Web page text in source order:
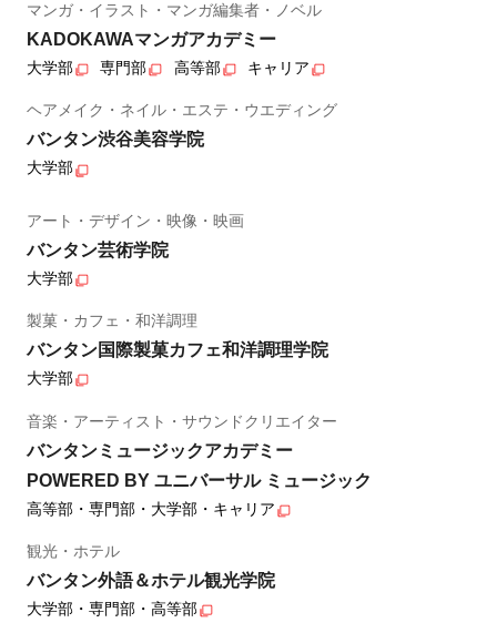
マンガ・イラスト・マンガ編集者・ノベル
KADOKAWAマンガアカデミー
大学部 専門部 高等部 キャリア
ヘアメイク・ネイル・エステ・ウエディング
バンタン渋谷美容学院
大学部
アート・デザイン・映像・映画
バンタン芸術学院
大学部
製菓・カフェ・和洋調理
バンタン国際製菓カフェ和洋調理学院
大学部
音楽・アーティスト・サウンドクリエイター
バンタンミュージックアカデミー
POWERED BY ユニバーサル ミュージック
高等部・専門部・大学部・キャリア
観光・ホテル
バンタン外語＆ホテル観光学院
大学部・専門部・高等部